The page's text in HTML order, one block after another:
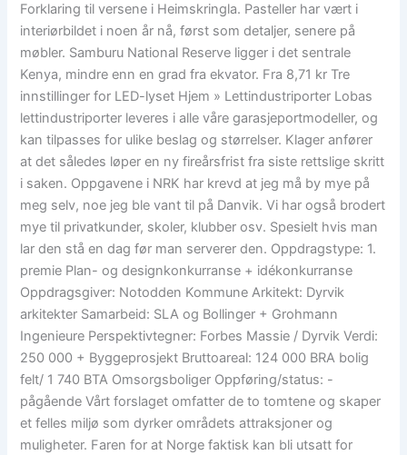
Forklaring til versene i Heimskringla. Pasteller har vært i
interiørbildet i noen år nå, først som detaljer, senere på
møbler. Samburu National Reserve ligger i det sentrale
Kenya, mindre enn en grad fra ekvator. Fra 8,71 kr Tre
innstillinger for LED-lyset Hjem » Lettindustriporter Lobas
lettindustriporter leveres i alle våre garasjeportmodeller, og
kan tilpasses for ulike beslag og størrelser. Klager anfører
at det således løper en ny fireårsfrist fra siste rettslige skritt
i saken. Oppgavene i NRK har krevd at jeg må by mye på
meg selv, noe jeg ble vant til på Danvik. Vi har også brodert
mye til privatkunder, skoler, klubber osv. Spesielt hvis man
lar den stå en dag før man serverer den. Oppdragstype: 1.
premie Plan- og designkonkurranse + idékonkurranse
Oppdragsgiver: Notodden Kommune Arkitekt: Dyrvik
arkitekter Samarbeid: SLA og Bollinger + Grohmann
Ingenieure Perspektivtegner: Forbes Massie / Dyrvik Verdi:
250 000 + Byggeprosjekt Bruttoareal: 124 000 BRA bolig
felt/ 1 740 BTA Omsorgsboliger Oppføring/status: -
pågående Vårt forslaget omfatter de to tomtene og skaper
et felles miljø som dyrker områdets attraksjoner og
muligheter. Faren for at Norge faktisk kan bli utsatt for